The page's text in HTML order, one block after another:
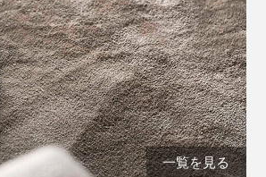
一覧を見る